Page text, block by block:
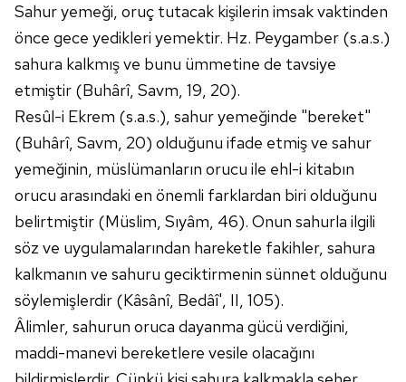
Sahur yemeği, oruç tutacak kişilerin imsak vaktinden
önce gece yedikleri yemektir. Hz. Peygamber (s.a.s.)
sahura kalkmış ve bunu ümmetine de tavsiye
etmiştir (Buhârî, Savm, 19, 20).
Resûl-i Ekrem (s.a.s.), sahur yemeğinde "bereket"
(Buhârî, Savm, 20) olduğunu ifade etmiş ve sahur
yemeğinin, müslümanların orucu ile ehl-i kitabın
orucu arasındaki en önemli farklardan biri olduğunu
belirtmiştir (Müslim, Sıyâm, 46). Onun sahurla ilgili
söz ve uygulamalarından hareketle fakihler, sahura
kalkmanın ve sahuru geciktirmenin sünnet olduğunu
söylemişlerdir (Kâsânî, Bedâî', II, 105).
Âlimler, sahurun oruca dayanma gücü verdiğini,
maddi-manevi bereketlere vesile olacağını